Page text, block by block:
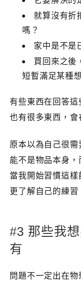
就算沒有折
嗎？
家中是不是
買回來之後
短暫滿足某種
有些東西在回答
也有很多東西，會
原本以為自己很
能不是物品本身
當我開始習慣這
更了解自己的練習
#3 那些我
有
問題不一定出在